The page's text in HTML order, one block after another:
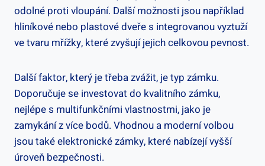
odolné proti vloupání. Další možnosti jsou například
hliníkové nebo plastové dveře s integrovanou vyztuží
ve tvaru mřížky, které zvyšují jejich celkovou pevnost.
Další faktor, který je třeba zvážit, je typ zámku.
Doporučuje se investovat do kvalitního zámku,
nejlépe s multifunkčními vlastnostmi, jako je
zamykání z více bodů. Vhodnou a moderní volbou
jsou také elektronické zámky, které nabízejí vyšší
úroveň bezpečnosti.